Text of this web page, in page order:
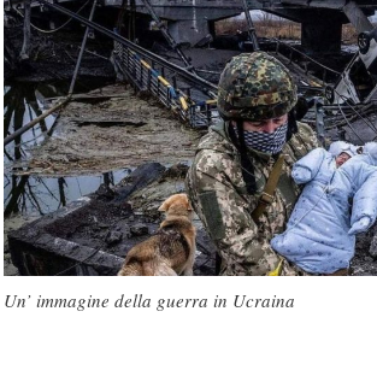
Un’ immagine della guerra in Ucraina